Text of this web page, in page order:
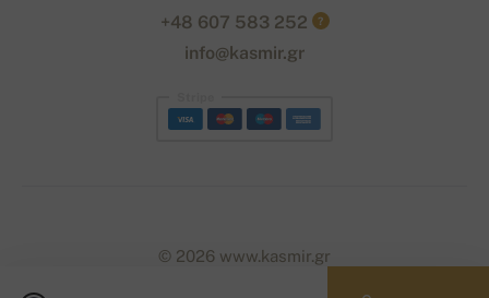
+48 607 583 252 ?
info@kasmir.gr
© 2026 www.kasmir.gr